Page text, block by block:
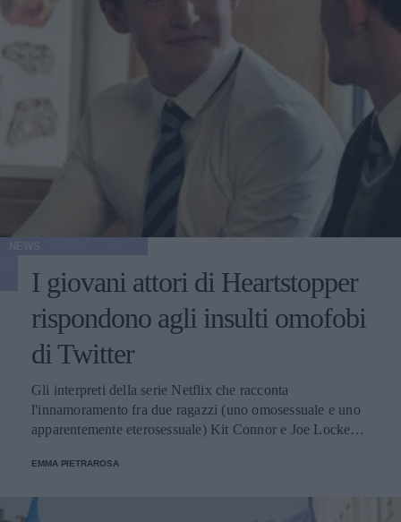
I giovani attori di Heartstopper
rispondono agli insulti omofobi
di Twitter
Gli interpreti della serie Netflix che racconta
l'innamoramento fra due ragazzi (uno omosessuale e uno
apparentemente eterosessuale) Kit Connor e Joe Locke
sono arrivati anche i primi commenti sgradevoli.
EMMA PIETRAROSA